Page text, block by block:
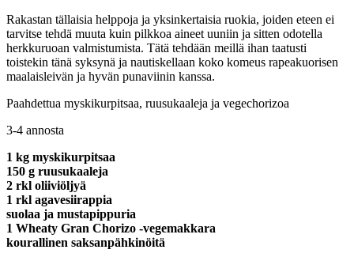
Rakastan tällaisia helppoja ja yksinkertaisia ruokia, joiden eteen ei
tarvitse tehdä muuta kuin pilkkoa aineet uuniin ja sitten odotella
herkkuruoan valmistumista. Tätä tehdään meillä ihan taatusti
toistekin tänä syksynä ja nautiskellaan koko komeus rapeakuorisen
maalaisleivän ja hyvän punaviinin kanssa.
Paahdettua myskikurpitsaa, ruusukaaleja ja vegechorizoa
3-4 annosta
1 kg myskikurpitsaa
150 g ruusukaaleja
2 rkl oliiviöljyä
1 rkl agavesiirappia
suolaa ja mustapippuria
1 Wheaty Gran Chorizo -vegemakkara
kourallinen saksanpähkinöitä